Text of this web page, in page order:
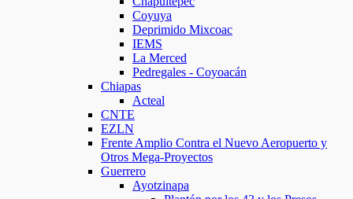
Coyuya
Deprimido Mixcoac
IEMS
La Merced
Pedregales - Coyoacán
Chiapas
Acteal
CNTE
EZLN
Frente Amplio Contra el Nuevo Aeropuerto y
Otros Mega-Proyectos
Guerrero
Ayotzinapa